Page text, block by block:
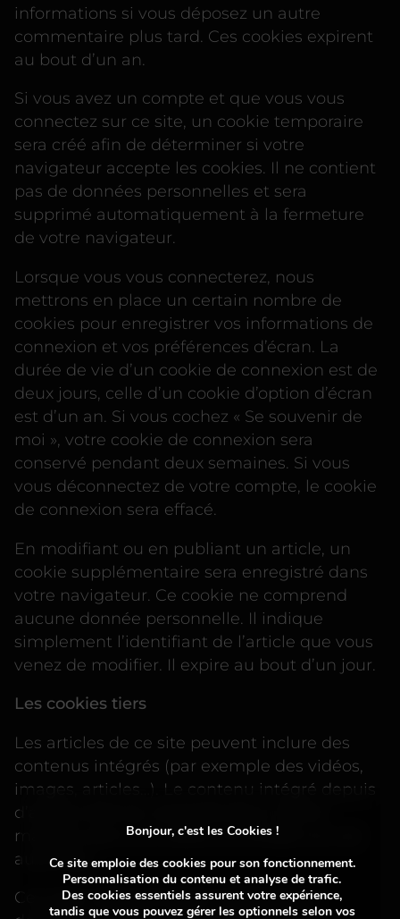
informations si vous déposez un autre
commentaire plus tard. Ces cookies expirent
au bout d’un an.
Si vous avez un compte et que vous vous
connectez sur ce site, un cookie temporaire
sera créé afin de déterminer si votre
navigateur accepte les cookies. Il ne contient
pas de données personnelles et sera
supprimé automatiquement à la fermeture
de votre navigateur.
Lorsque vous vous connecterez, nous
mettrons en place un certain nombre de
cookies pour enregistrer vos informations de
connexion et vos préférences d’écran. La
durée de vie d’un cookie de connexion est de
deux jours, celle d’un cookie d’option d’écran
est d’un an. Si vous cochez « Se souvenir de
moi », votre cookie de connexion sera
conservé pendant deux semaines. Si vous
vous déconnectez de votre compte, le cookie
de connexion sera effacé.
En modifiant ou en publiant un article, un
cookie supplémentaire sera enregistré dans
votre navigateur. Ce cookie ne comprend
aucune donnée personnelle. Il indique
simplement l’identifiant de l’article que vous
venez de modifier. Il expire au bout d’un jour.
Les cookies tiers
Les articles de ce site peuvent inclure des
contenus intégrés (par exemple des vidéos,
images, articles…). Le contenu intégré depuis
d’autres sites se comporte de la même
manière que si le visiteur se rendait sur cet
autre site.
Ces sites web pourraient collecter des
Bonjour, c'est les Cookies !
Ce site emploie des cookies pour son fonctionnement.
Personnalisation du contenu et analyse de trafic.
Des cookies essentiels assurent votre expérience,
tandis que vous pouvez gérer les optionnels selon vos